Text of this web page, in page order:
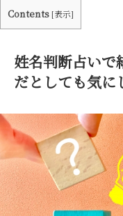
Contents [表示]
姓名判断占いで
だとしても気に